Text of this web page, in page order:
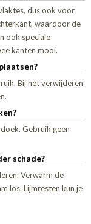
dus ook voor
waardoor de
ook speciale
kanten mooi.
Bij het verwijderen
Gebruik geen
schade?
Verwarm de
los. Lijmresten kun je